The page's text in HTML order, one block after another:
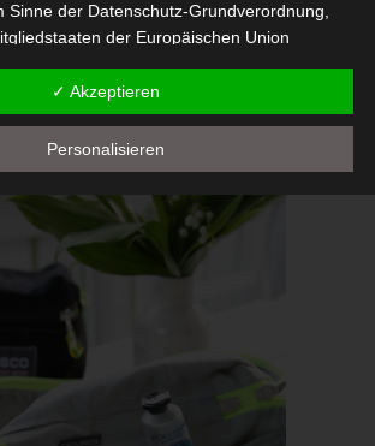
und im Inneren gibt es
und drei Seitenfächer.
Urban Shower Tasche ist
Sinne der Datenschutz-Grundverordnung,
der Europäischen Union
und anderer Bestimmungen mit
Charakter ist:
9a
✓ Akzeptieren
Personalisieren